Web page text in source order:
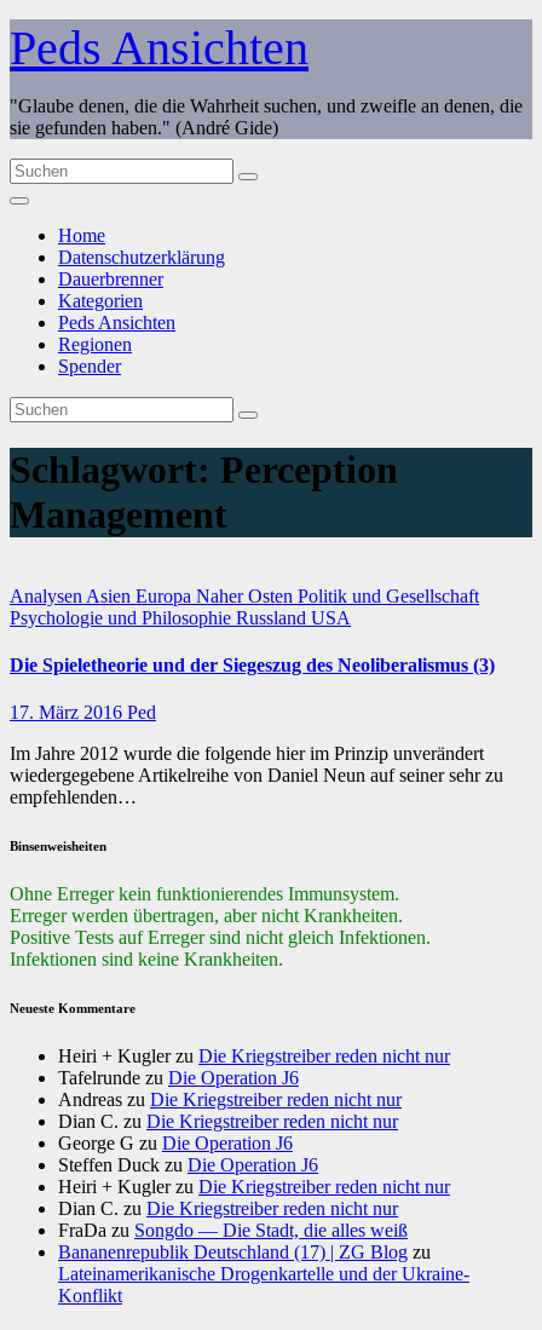
Zum
Inhalt
springen
Peds Ansichten
"Glaube denen, die die Wahrheit suchen, und zweifle an denen, die
sie gefunden haben." (André Gide)
Home
Datenschutzerklärung
Dauerbrenner
Kategorien
Peds Ansichten
Regionen
Spender
Schlagwort: Perception
Management
Analysen Asien Europa Naher Osten Politik und Gesellschaft
Psychologie und Philosophie Russland USA
Die Spieletheorie und der Siegeszug des Neoliberalismus (3)
17. März 2016 Ped
Im Jahre 2012 wurde die folgende hier im Prinzip unverändert
wiedergegebene Artikelreihe von Daniel Neun auf seiner sehr zu
empfehlenden…
Binsenweisheiten
Ohne Erreger kein funktionierendes Immunsystem.
Erreger werden übertragen, aber nicht Krankheiten.
Positive Tests auf Erreger sind nicht gleich Infektionen.
Infektionen sind keine Krankheiten.
Neueste Kommentare
Heiri + Kuglerzu Die Kriegstreiber reden nicht nur
Tafelrunde zu Die Operation J6
Andreas zu Die Kriegstreiber reden nicht nur
Dian C. zu Die Kriegstreiber reden nicht nur
George G zu Die Operation J6
Steffen Duck zu Die Operation J6
Heiri + Kuglerzu Die Kriegstreiber reden nicht nur
Dian C. zu Die Kriegstreiber reden nicht nur
FraDa zu Songdo — Die Stadt, die alles weiß
Bananenrepublik Deutschland (17) | ZG Blog zu
Lateinamerikanische Drogenkartelle und der Ukraine-
Konflikt